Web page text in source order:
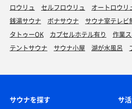
ロウリュ セルフロウリュ オートロウリ
銭湯サウナ
ボナサウナ サウナ室テレビ
タトゥーOK
カプセルホテル有り
作業
テントサウナ
サウナ小屋 湖が水風呂
サウナを探す サ活